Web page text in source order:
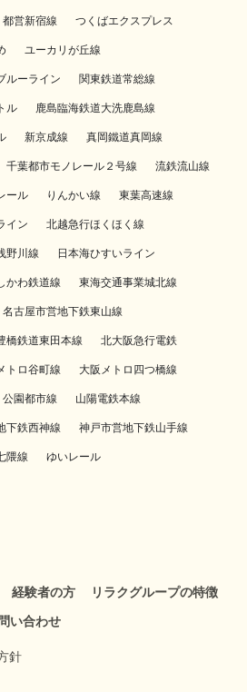
都営新宿線 つくばエクスプレス
ユーカリが丘線
ルーライン 関東鉄道常総線
ル 鹿島臨海鉄道大洗鹿島線
新京成線 真岡鐵道真岡線
千葉都市モノレール２号線 流鉄流山線
ール りんかい線 東葉高速線
イン 北越急行ほくほく線
野川線 日本海ひすいライン
かわ鉄道線 東海交通事業城北線
名古屋市営地下鉄東山線
橋鉄道東田本線 北大阪急行電鉄
トロ谷町線 大阪メトロ四つ橋線
公園都市線 山陽電鉄本線
下鉄西神線 神戸市営地下鉄山手線
隈線 ゆいレール
経験者の方
リラクグループの特徴
い合わせ
針